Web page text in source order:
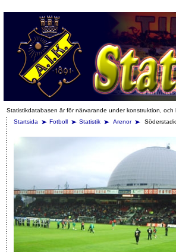
Statistikdatabasen är för närvarande under konstruktion, och
Startsida
Fotboll Statistik Arenor